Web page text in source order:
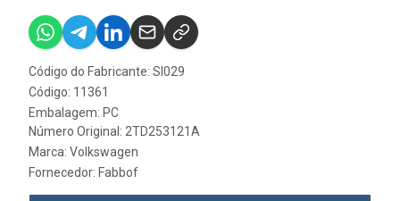
Código do Fabricante: SI029
Código: 11361
Embalagem: PC
Número Original: 2TD253121A
Marca: Volkswagen
Fornecedor: Fabbof